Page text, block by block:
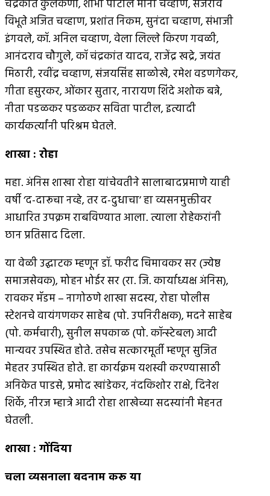
चंद्रकांत कुलकर्णी, शोभा पाटील मीना चव्हाण, सर्जेराव
विभूते अजित चव्हाण, प्रशांत निकम, सुनंदा चव्हाण, संभाजी
इंगवले, कॉ. अनिल चव्हाण, वेला लिल्ले किरण गवळी,
आनंदराव चौगुले, कॉ चंद्रकांत यादव, राजेंद्र खद्रे, जयंत
मिठारी, रवींद्र चव्हाण, संजयसिंह साळोखे, रमेश वडणगेकर,
गीता हसुरकर, ओंकार सुतार, नारायण शिंदे अशोक बन्ने,
नीता पडळकर पडळकर सविता पाटील, इत्यादी
कार्यकर्त्यांनी परिश्रम घेतले.
शाखा : रोहा
महा. अंनिस शाखा रोहा यांचेवतीने सालाबादप्रमाणे याही
वर्षी ‘द-दारूचा नव्हे, तर द-दुधाचा’ हा व्यसनमुक्तीवर
आधारित उपक्रम राबविण्यात आला. त्याला रोहेकरांनी
छान प्रतिसाद दिला.
या वेळी उद्घाटक म्हणून डॉ. फरीद चिमावकर सर (ज्येष्ठ
समाजसेवक), मोहन भोईर सर (रा. जि. कार्याध्यक्ष अंनिस),
रावकर मॅडम – नागोठणे शाखा सदस्य, रोहा पोलीस
स्टेशनचे वायंगणकर साहेब (पो. उपनिरीक्षक), मदने साहेब
(पो. कर्मचारी), सुनील सपकाळ (पो. कॉन्स्टेबल) आदी
मान्यवर उपस्थित होते. तसेच सत्कारमूर्ती म्हणून सुजित
मेहतर उपस्थित होते. हा कार्यक्रम यशस्वी करण्यासाठी
अनिकेत पाडसे, प्रमोद खांडेकर, नंदकिशोर राक्षे, दिनेश
शिर्के, नीरज म्हात्रे आदी रोहा शाखेच्या सदस्यांनी मेहनत
घेतली.
शाखा : गोंदिया
चला व्यसनाला बदनाम करू या